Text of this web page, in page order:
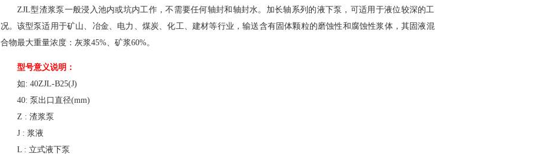
ZJL型渣浆泵一般浸入池内或坑内工作，不需要任何轴封和轴封水。加长轴系列的液下泵，可适用于液位较深的工
况。该型泵适用于矿山、冶金、电力、煤炭、化工、建材等行业，输送含有固体颗粒的磨蚀性和腐蚀性浆体，其固液混
合物最大重量浓度：灰浆45%、矿浆60%。
型号意义说明：
如: 40ZJL-B25(J)
40: 泵出口直径(mm)
Z : 渣浆泵
J : 浆液
L : 立式液下泵